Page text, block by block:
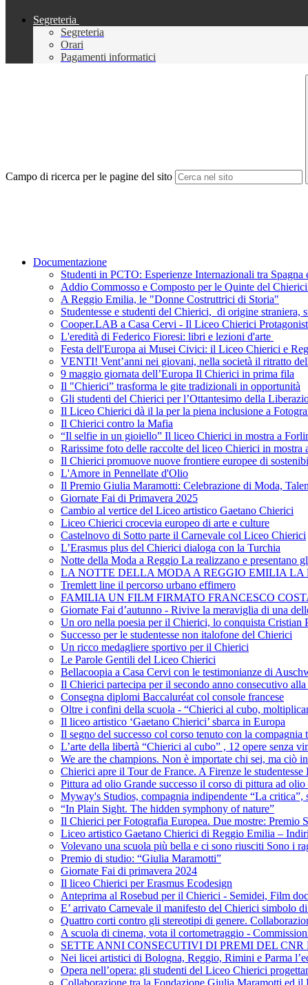
Segreteria
Segreteria
Orari
Pagamenti informatici
Campo di ricerca per le pagine del sito
Documentazione
Studenti in PCTO: Esperienze Internazionali tra Spagna
Addio Commosso e Composto per le Quinte del
A Reggio Emilia, le "Donne Costruttrici di Storia"
Studentesse e studenti del Chierici, di origine
Cooper.LAB a Casa Cervi - Il Liceo Chierici
L'eredità di Federico Fioresi: libri e lezioni d'arte
Festa dell'Europa ai Musei Civici: il Liceo Chierici e
VENTI! Vent’anni nei giovani, nella società il ritratto
9 maggio giornata dell’Europa Il Chierici in prima fila
Il "Chierici” trasforma le gite tradizionali in opportunità
Gli studenti del Chierici per l’Ottantesimo della
Il Liceo Chierici dà il la per la piena inclusione a
Il Chierici contro la Mafia
“Il selfie in un gioiello” Il liceo Chierici in mostra a
Rarissime foto delle raccolte del liceo Chierici in mostra
Il Chierici promuove nuove frontiere europee di
L'Amore in Pennellate d'Olio
Il Premio Giulia Maramotti: Celebrazione di Moda,
Giornate Fai di Primavera 2025
Cambio al vertice del Liceo artistico Gaetano Chierici
Liceo Chierici crocevia europeo di arte e culture
Castelnovo di Sotto parte il Carnevale col Liceo Chierici
L’Erasmus plus del Chierici dialoga con la Turchia
Notte della Moda a Reggio La realizzano e presentano
LA NOTTE DELLA MODA A REGGIO EMILIA
Tremlett line il percorso urbano effimero
FAMILIA UN FILM FIRMATO FRANCESCO
Giornate Fai d’autunno - Rivive la meraviglia di una
Un oro nella poesia per il Chierici, lo conquista Cristian
Successo per le studentesse non italofone del Chierici
Un ricco medagliere sportivo per il Chierici
Le Parole Gentili del Liceo Chierici
Bellacoopia a Casa Cervi con le testimonianze di
Il Chierici partecipa per il secondo anno consecutivo
Consegna diplomi Baccaluréat col console francese
Oltre i confini della scuola - “Chierici al cubo,
Il liceo artistico ‘Gaetano Chierici’ sbarca in Europa
Il segno del successo col corso tenuto con la compagnia
L’arte della libertà “Chierici al cubo” , 12 opere senza
We are the champions. Non è importate chi sei, ma ciò
Chierici apre il Tour de France. A Firenze le
Pittura ad olio Grande successo il corso di pittura ad
Myway's Studios, compagnia indipendente “La critica”,
“In Plain Sight. The hidden symphony of nature”
Il Chierici per Fotografia Europea. Due mostre: Premio
Liceo artistico Gaetano Chierici di Reggio Emilia –
Volevano una scuola più bella e ci sono riusciti Sono i
Premio di studio: “Giulia Maramotti”
Giornate Fai di primavera 2024
Il liceo Chierici per Erasmus Ecodesign
Anteprima al Rosebud per il Chierici - Semidei, Film
E’ arrivato Carnevale il manifesto del Chierici simbolo
Quattro corti contro gli stereotipi di genere.
A scuola di cinema, vota il cortometraggio -
SETTE ANNI CONSECUTIVI DI PREMI DEL
Nei licei artistici di Bologna, Reggio, Rimini e Parma
Opera nell’opera: gli studenti del Liceo Chierici